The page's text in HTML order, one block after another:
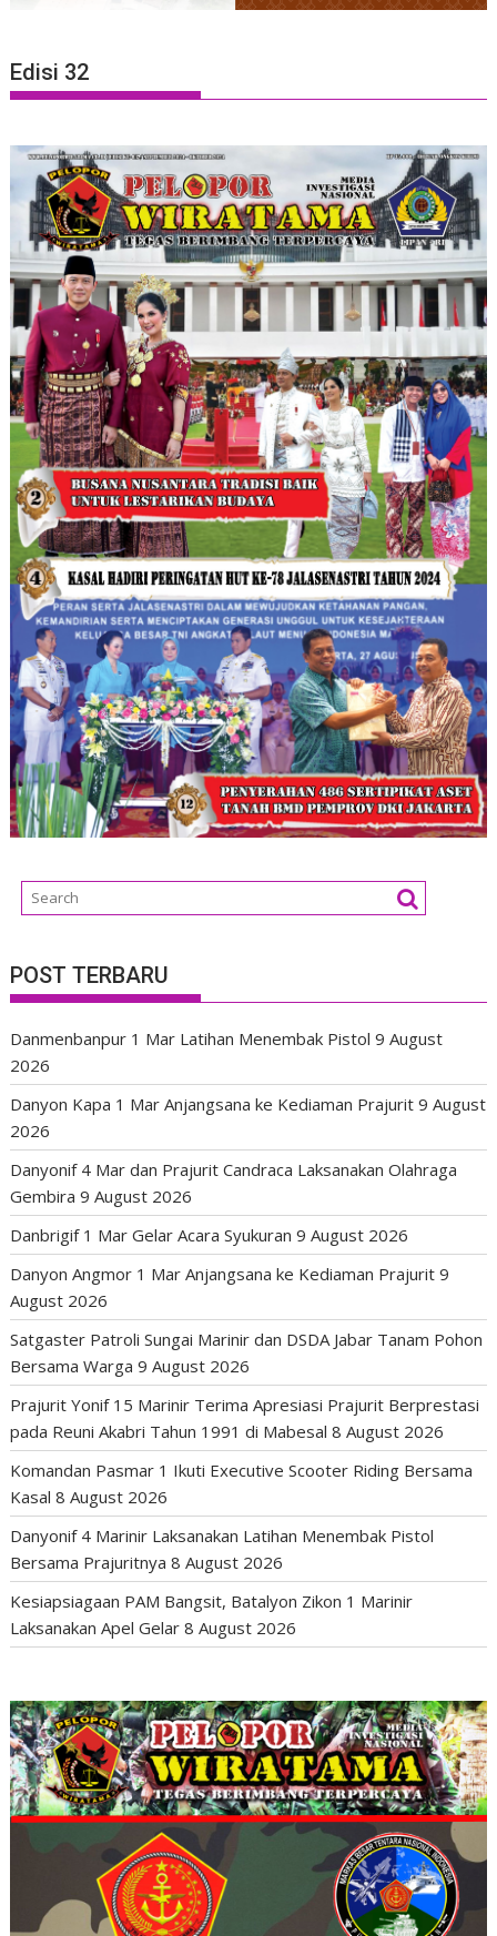
Edisi 32
POST TERBARU
Danmenbanpur 1 Mar Latihan Menembak Pistol 9 August
2026
Danyon Kapa 1 Mar Anjangsana ke Kediaman Prajurit 9 August
2026
Danyonif 4 Mar dan Prajurit Candraca Laksanakan Olahraga
Gembira 9 August 2026
Danbrigif 1 Mar Gelar Acara Syukuran 9 August 2026
Danyon Angmor 1 Mar Anjangsana ke Kediaman Prajurit 9
August 2026
Satgaster Patroli Sungai Marinir dan DSDA Jabar Tanam Pohon
Bersama Warga 9 August 2026
Prajurit Yonif 15 Marinir Terima Apresiasi Prajurit Berprestasi
pada Reuni Akabri Tahun 1991 di Mabesal 8 August 2026
Komandan Pasmar 1 Ikuti Executive Scooter Riding Bersama
Kasal 8 August 2026
Danyonif 4 Marinir Laksanakan Latihan Menembak Pistol
Bersama Prajuritnya 8 August 2026
Kesiapsiagaan PAM Bangsit, Batalyon Zikon 1 Marinir
Laksanakan Apel Gelar 8 August 2026